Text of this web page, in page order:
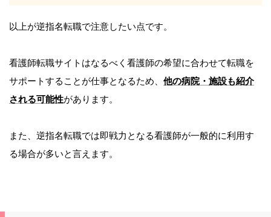
以上が逆指名転職で注意したい点です。
看護師転職サイトはなるべく看護師の希望に合わせて転職を
サポートすることが仕事となるため、 他の病院・施設も紹介
される可能性があります。
また、逆指名転職では即戦力となる看護師が一般的に利用す
る場合が多いと言えます。